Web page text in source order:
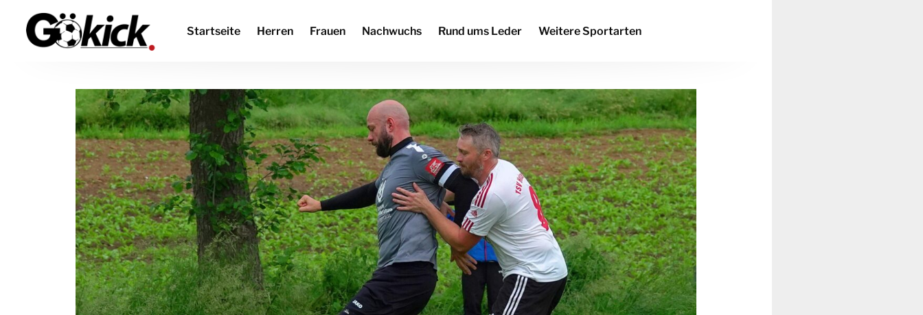
Startseite Herren Frauen Nachwuchs Rund ums Leder Weitere Sportarten